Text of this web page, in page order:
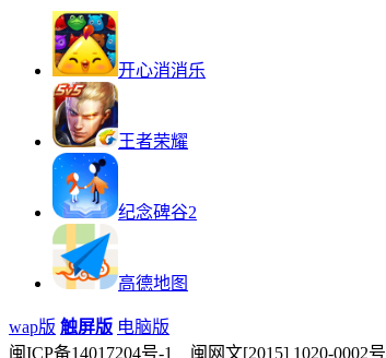
开心消消乐
王者荣耀
纪念碑谷2
高德地图
wap版 触屏版 电脑版
闽ICP备14017204号-1 闽网文[2015] 1020-0002号